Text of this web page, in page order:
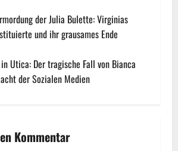
der Julia Bulette: Virginias
und ihr grausames Ende
Utica: Der tragische Fall von Bianca
der Sozialen Medien
Kommentar